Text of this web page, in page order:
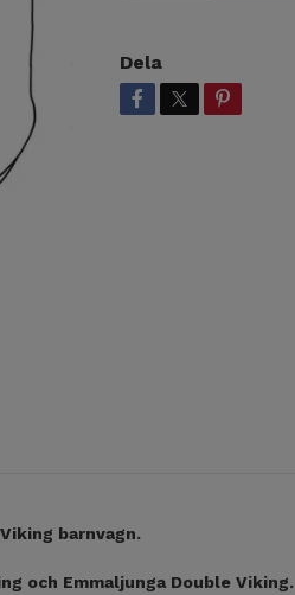
Dela
barnvagn.
och Emmaljunga Double Viking.